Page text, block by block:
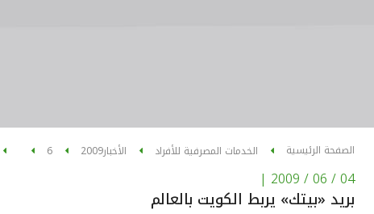
الصفحة الرئيسية الخدمات المصرفية للأفراد الأخبار2009
6
04 / 06 / 2009
|
بريد «بيتك» يربط الكويت بالعالم